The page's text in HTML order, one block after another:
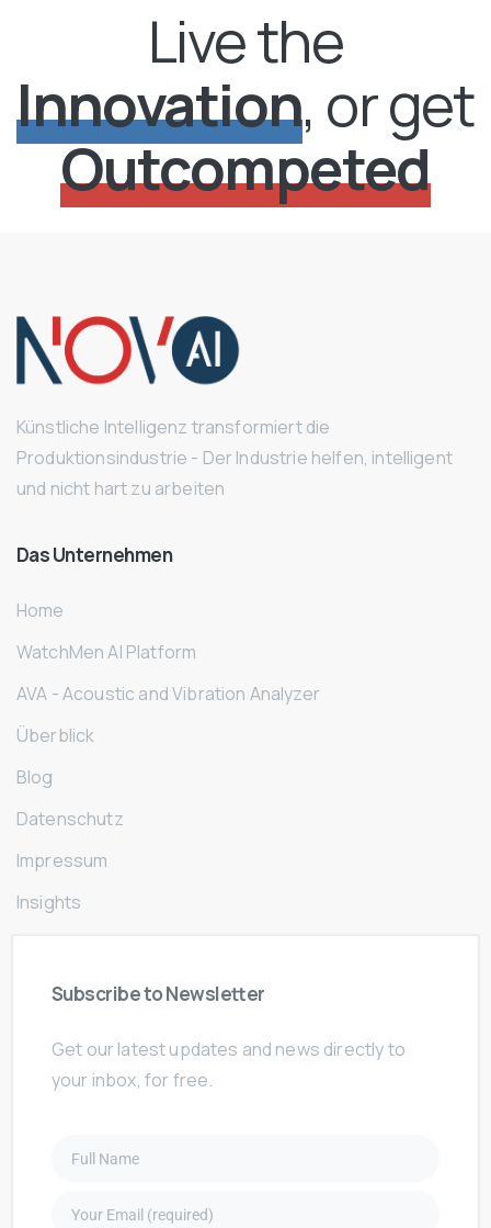
Live the
Innovation, or get
Outcompeted
Künstliche Intelligenz transformiert die
Produktionsindustrie - Der Industrie helfen, intelligent
und nicht hart zu arbeiten
DasUnternehmen
Home
WatchMen AI Platform
AVA - Acoustic and Vibration Analyzer
Überblick
Blog
Datenschutz
Impressum
Insights
SubscribetoNewsletter
Get our latest updates and news directly to
your inbox, for free.